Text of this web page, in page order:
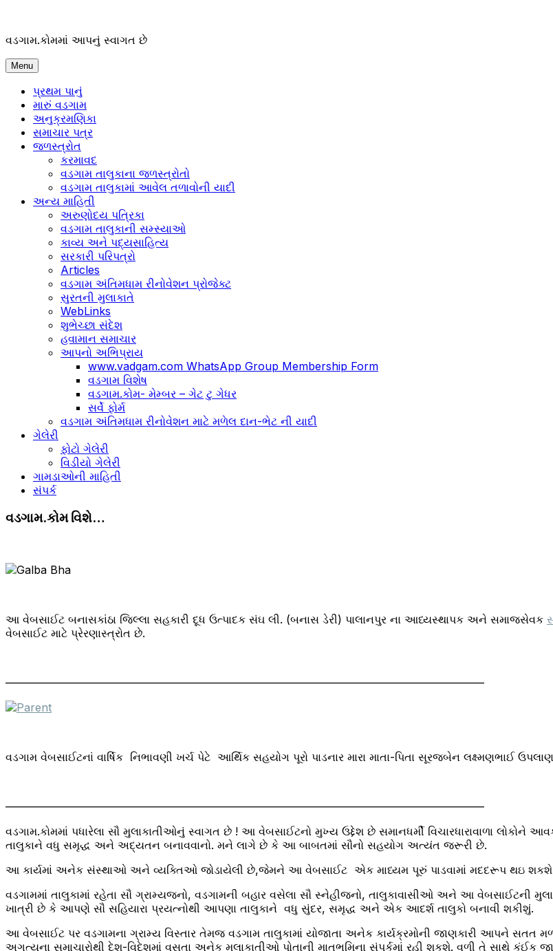
content
વડગામ.કોમમાં આપનું સ્વાગત છે
Menu
પ્રથમ પાનું
મારું વડગામ
અનુક્રમણિકા
સમાચાર પત્ર
જળસ્ત્રોત
કરમાવદ
વડગામ તાલુકાના જળસ્ત્રોતો
વડગામ તાલુકામાં આવેલ તળાવોની યાદી
અન્ય માહિતી
અરુણોદય પત્રિકા
વડગામ તાલુકાની સમ્સ્યાઓ
કાવ્ય અને પદ્યસાહિત્ય
સરકારી પરિપત્રો
Articles
વડગામ અંતિમધામ રીનોવેશન પ્રોજેક્ટ
સુરતની મુલાકાતે
WebLinks
શુભેચ્છા સંદેશ
હવામાન સમાચાર
આપનો અભિપ્રાય
www.vadgam.com WhatsApp Group Membership Form
વડગામ વિશેષ
વડગામ.કોમ- મેમ્બર – ગેટ ટુ ગેધર
સર્વે ફોર્મ
વડગામ અંતિમધામ રીનોવેશન માટે મળેલ દાન-ભેટ ની યાદી
ગેલેરી
ફોટો ગેલેરી
વિડીયો ગેલેરી
ગામડાઓની માહિતી
સંપર્ક
વડગામ.કોમ વિશે…
આ વેબસાઈટ બનાસકાંઠા જિલ્લા સહકારી દૂધ ઉત્પાદક સંઘ લી. (બનાસ ડેરી) પાલાનપુર ના આધ્યસ્થાપક અને સમાજસેવક
વેબસાઈટ માટે પ્રેરણાસ્ત્રોત છે.
———————————————————————————————————————————–
વડગામ વેબસાઈટનાં વાર્ષિક નિભાવણી ખર્ચ પેટે આર્થિક સહયોગ પૂરો પાડનાર મારા માતા-પિતા સૂરજબેન લક્ષ્મણભાઈ
———————————————————————————————————————————–
વડગામ.કોમમાં પધારેલા સૌ મુલાકાતીઓનું સ્વાગત છે ! આ વેબસાઈટનો મુખ્ય ઉદ્દેશ છે સમાનધર્મી વિચારધારાવાળા લોકોને
તાલુકાને વધુ સમૃદ્ધ અને અદ્યતન બનાવવાનો. મને લાગે છે કે આ બાબતમાં સૌનો સહયોગ અત્યંત જરૂરી છે.
આ કાર્યમાં અનેક સંસ્થાઓ અને વ્યક્તિઓ જોડાયેલી છે,જેમને આ વેબસાઈટ એક માધ્યમ પૂરું પાડવામાં મદદરૂપ થઇ
વડગામમાં તાલુકામાં રહેતા સૌ ગ્રામ્યજનો, વડગામની બહાર વસેલા સૌ સ્નેહીજનો, તાલુકાવાસીઓ અને આ વેબસાઈટની
ખાત્રી છે કે આપણે સૌ સહિયારા પ્રયત્નોથી આપણા તાલુકાને વધુ સુંદર, સમૃદ્ધ અને એક આદર્શ તાલુકો બનાવી શકીશું.
આ વેબસાઈટ પર વડગામના ગ્રામ્ય વિસ્તાર તેમજ વડગામ તાલુકામાં યોજાતા અનેક કાર્યક્રમોની જાણકારી આપને
અગત્યના સમાચારોથી દેશ-વિદેશમાં વસતા અનેક મુલાકાતીઓ પોતાની માતૃભૂમિના સંપર્કમાં રહી શકશે. વળી તે સાથે કંઈક